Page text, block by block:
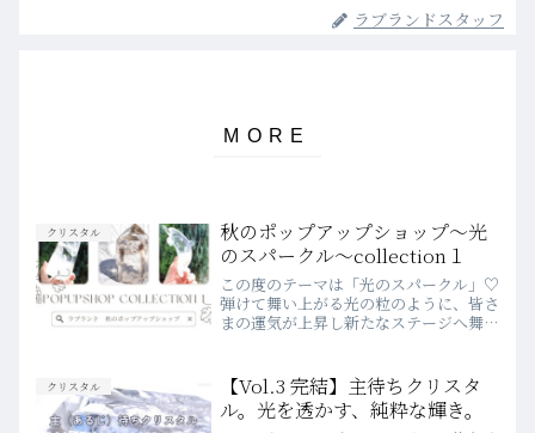
ラブランドスタッフ
クリスタル
秋のポップアップショップ～光
のスパークル～collection１
この度のテーマは「光のスパークル」♡
弾けて舞い上がる光の粒のように、皆さ
まの運気が上昇し新たなステージへ舞い
リスタルどうしても、心に残ったクリス
タル夢に出てくるクリスタ...
クリスタル
【Vol.3 完結】主待ちクリスタ
ル。光を透かす、純粋な輝き。